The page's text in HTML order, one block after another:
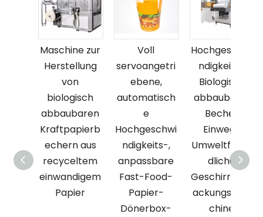
Maschine zur
Herstellung
von
biologisch
abbaubaren
Kraftpapierb
echern aus
recyceltem
einwandigem
Papier
Voll
servoangetri
ebene,
automatisch
e
Hochgeschwi
ndigkeits-,
anpassbare
Fast-Food-
Papier-
Dönerbox-
Hochgeschwi
ndigkeits-
Biologisch
abbaubarer
Becher
Einweg-
Umweltfreun
dliche
Geschirrverp
ackungsmas
chine